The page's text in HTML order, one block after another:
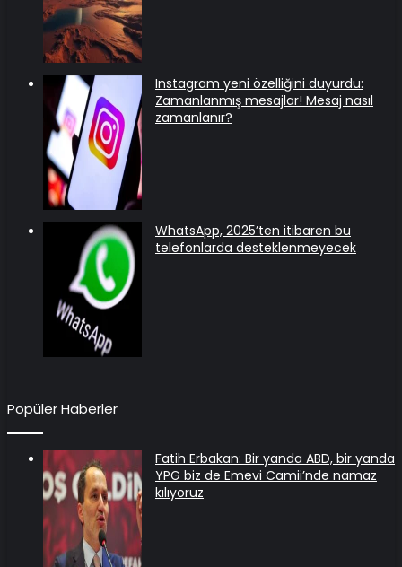
Instagram yeni özelliğini duyurdu:
Zamanlanmış mesajlar! Mesaj nasıl
zamanlanır?
WhatsApp, 2025’ten itibaren bu
telefonlarda desteklenmeyecek
Popüler Haberler
Fatih Erbakan: Bir yanda ABD, bir yanda
YPG biz de Emevi Camii’nde namaz
kılıyoruz